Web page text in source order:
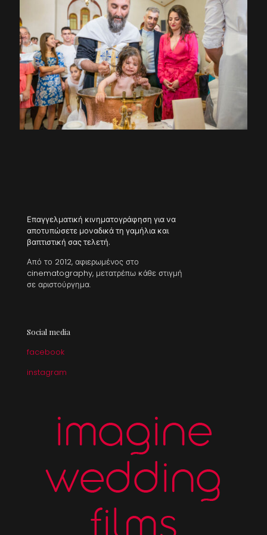
Επαγγελματική κινηματογράφηση για να
αποτυπώσετε μοναδικά τη γαμήλια και
βαπτιστική σας τελετή.
Από το 2012, αφιερωμένος στο
cinematography, μετατρέπω κάθε στιγμή
σε αριστούργημα.
Social media
facebook
instagram